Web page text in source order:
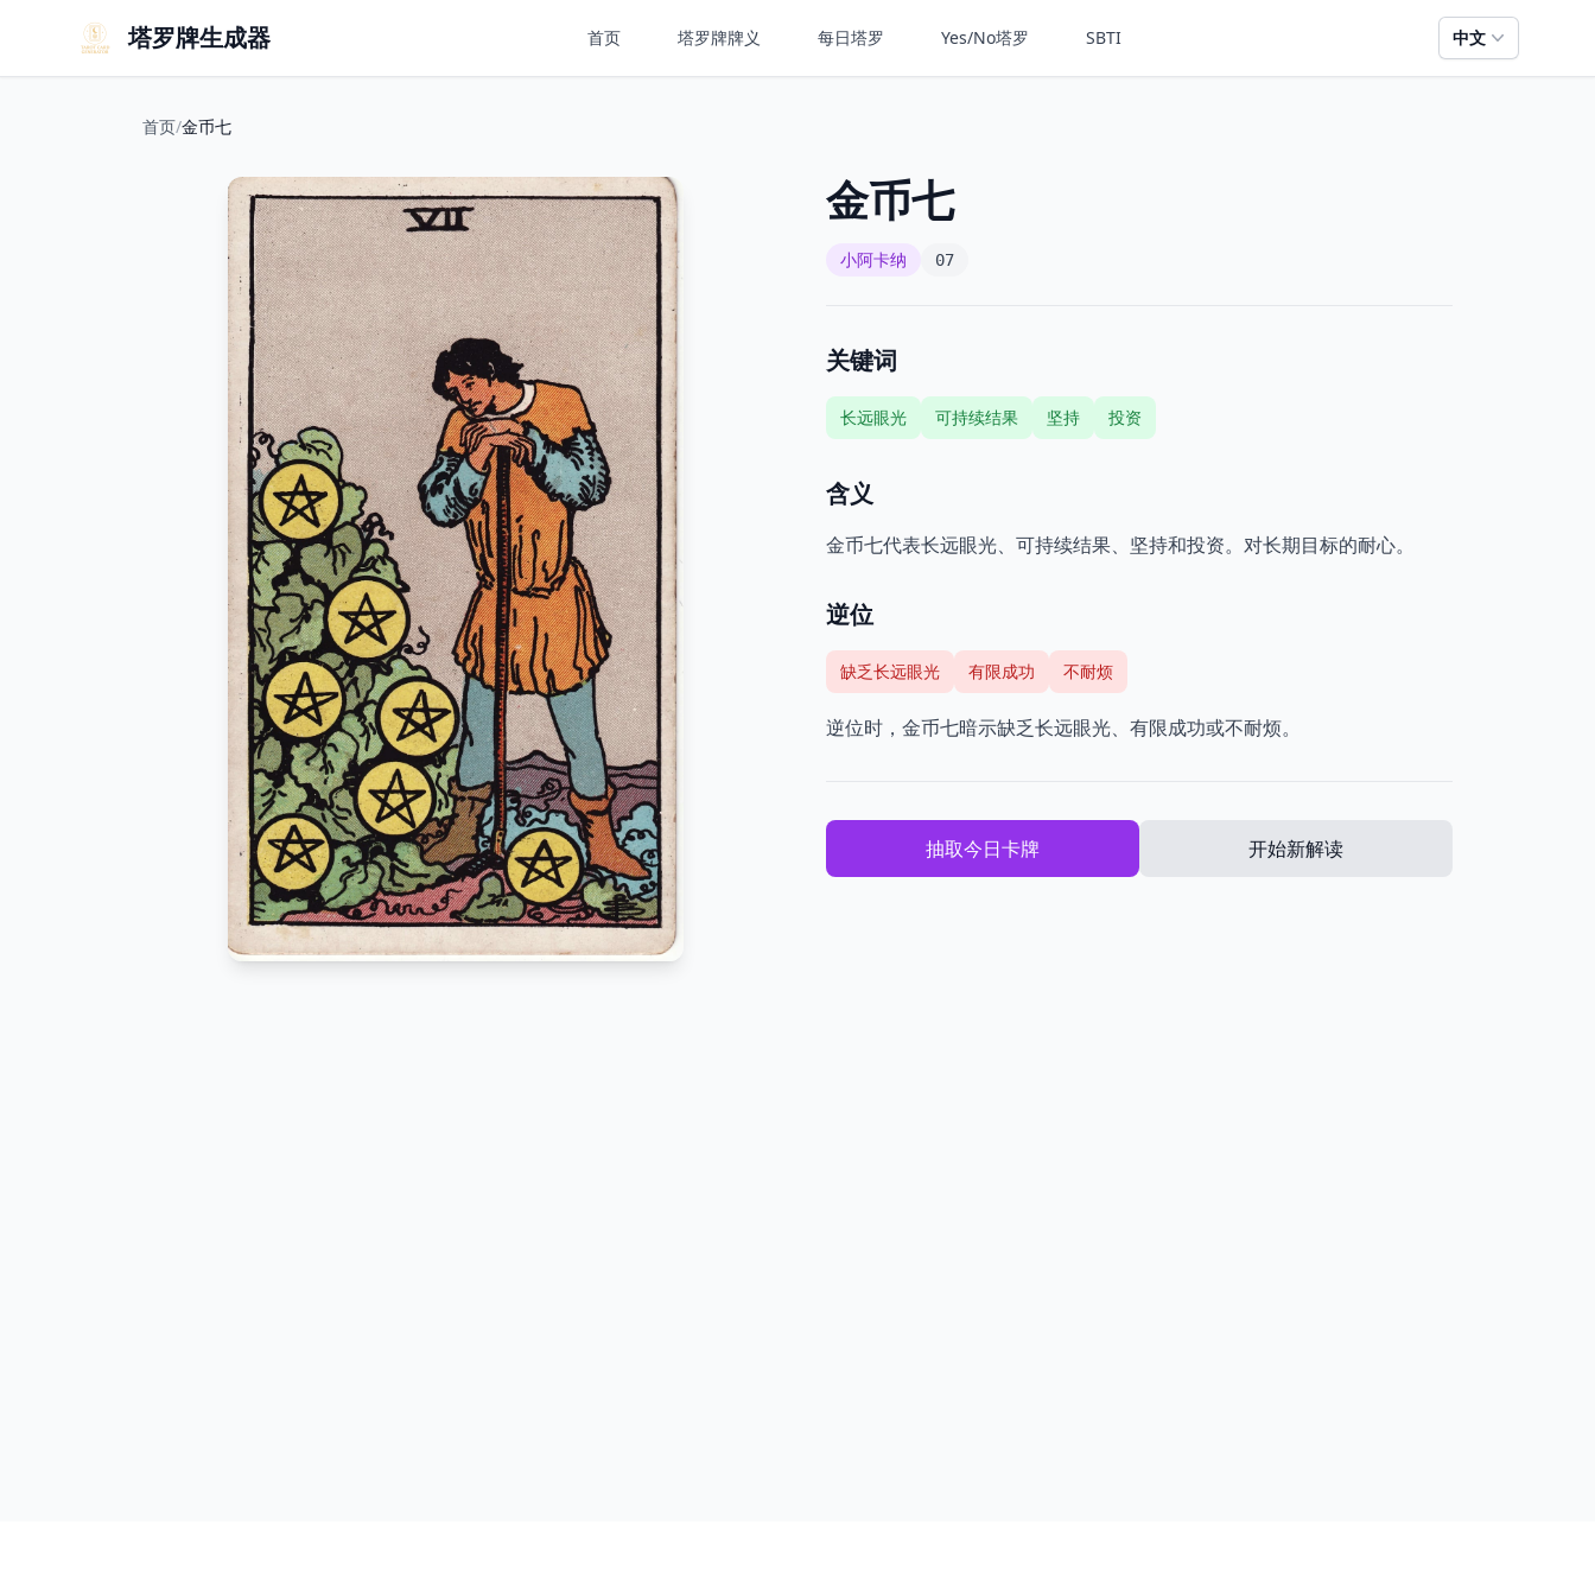
塔罗牌生成器 首页 塔罗牌牌义 每日塔罗 Yes/No塔罗 SBTI 中文
首页/金币七
金币七
小阿卡纳 07
关键词
长远眼光 可持续结果 坚持 投资
含义
金币七代表长远眼光、可持续结果、坚持和投资。对长期目标的耐心。
逆位
缺乏长远眼光 有限成功 不耐烦
逆位时，金币七暗示缺乏长远眼光、有限成功或不耐烦。
抽取今日卡牌 开始新解读